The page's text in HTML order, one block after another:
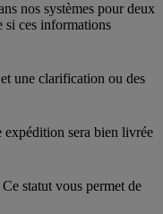
nos systèmes pour deux
si ces informations
une clarification ou des
expédition sera bien livrée
statut vous permet de